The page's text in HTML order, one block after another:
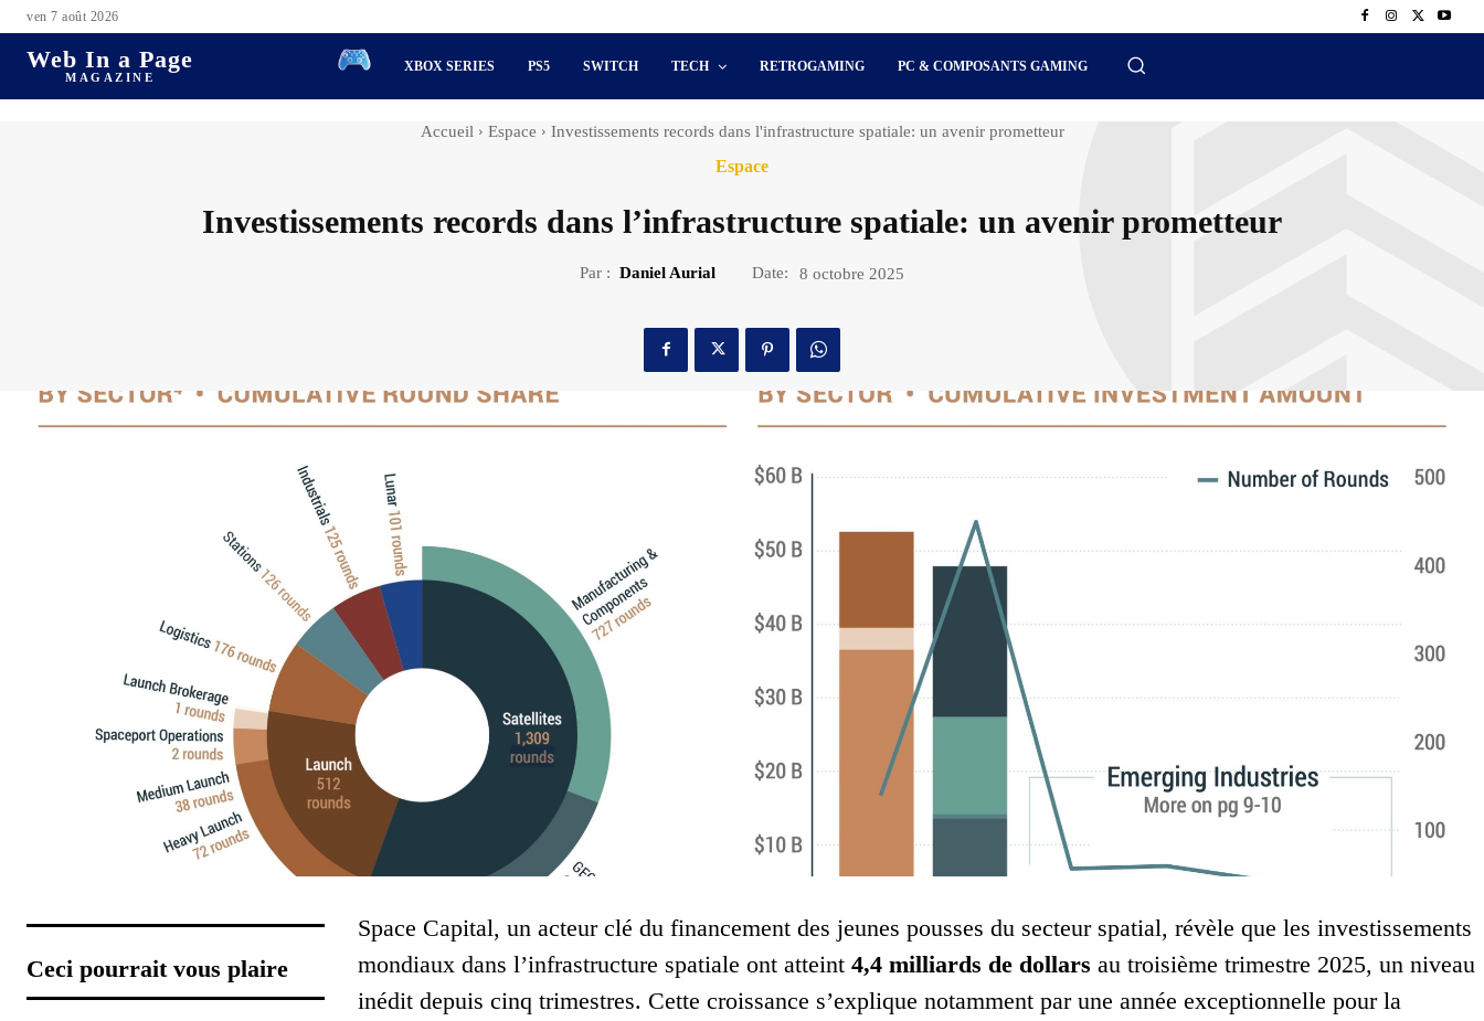
ven 7 août 2026
Web In a Page
MAGAZINE
XBOX SERIES PS5 SWITCH TECH RETROGAMING PC & COMPOSANTS GAMING
Accueil Espace Investissements records dans l'infrastructure spatiale: un avenir prometteur
Espace
Investissements records dans l’infrastructure spatiale: un avenir prometteur
Par : Daniel Aurial Date: 8 octobre 2025
Ceci pourrait vous plaire
Space Capital, un acteur clé du financement des jeunes pousses du secteur spatial, révèle que les investissements
mondiaux dans l’infrastructure spatiale ont atteint 4,4 milliards de dollars au troisième trimestre 2025, un niveau
inédit depuis cinq trimestres. Cette croissance s’explique notamment par une année exceptionnelle pour la